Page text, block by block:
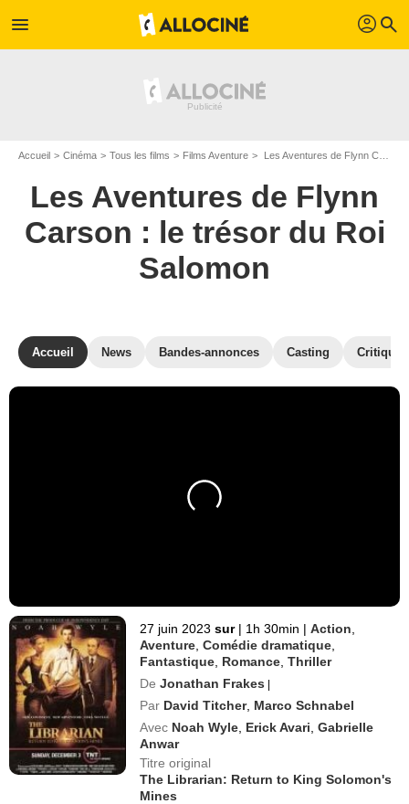
menu profil search
Accueil Cinéma Tous les films Films Aventure Les Aventures de Flynn Carson : le trésor du Roi Salomon de Jonathan Frakes
Les Aventures de Flynn
Carson : le trésor du Roi
Salomon
Accueil News Bandes-annonces Casting
27 juin 2023 sur | 1h 30min | Action
Aventure ,Comédie dramatique
Fantastique Romance ,Thriller
De Jonathan Frakes |
Par David Titcher, Marco Schnabel
Avec Noah Wyle Erick Avari ,Gabrielle
Anwar
Titre original
The Librarian: Return to King Solomon's
Mines